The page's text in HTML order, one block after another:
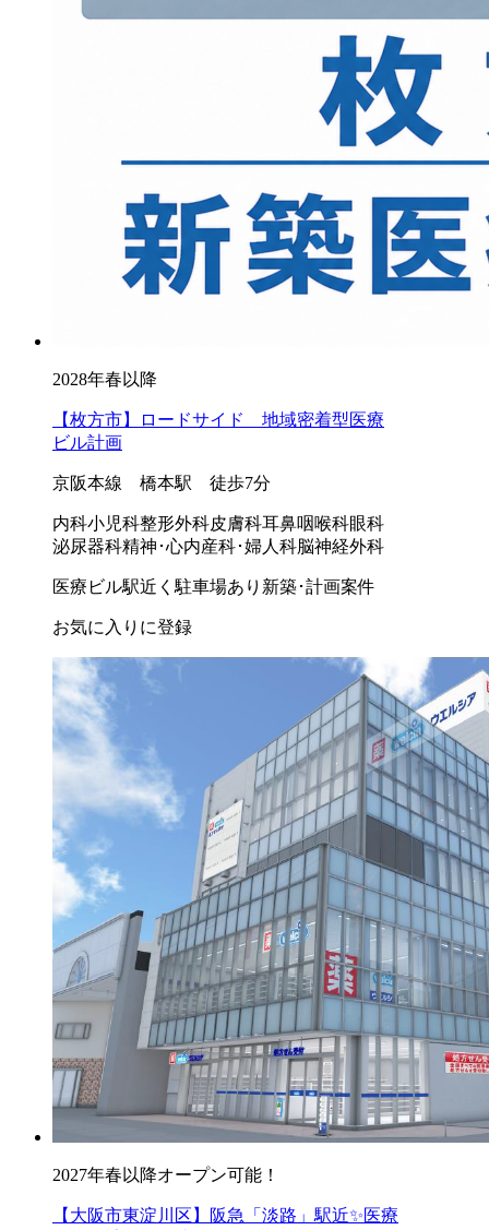
2028年春以降
【枚方市】ロードサイド 地域密着型医療
ビル計画
京阪本線 橋本駅 徒歩7分
内科小児科整形外科皮膚科耳鼻咽喉科眼科
泌尿器科精神･心内産科･婦人科脳神経外科
医療ビル駅近く 駐車場あり 新築･計画案件
お気に入りに登録
2027年春以降オープン可能！
【大阪市東淀川区】阪急「淡路」駅近✨医療